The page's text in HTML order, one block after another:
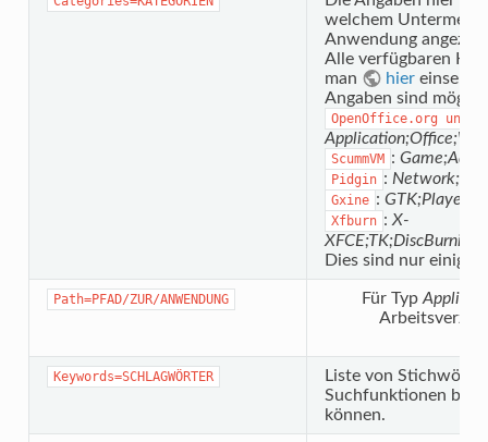
welchem Untermenü
Anwendung
Alle verfügbaren
man
hier
Angaben sind
OpenOffice.org und
ScummVM :
Pidgin :
Gxine :
Xfburn : X-
Dies sind nur einige
Path=PFAD/ZUR/ANWENDUNG Für Typ
Keywords=SCHLAGWÖRTER
Liste von
Suchfunktionen
können.